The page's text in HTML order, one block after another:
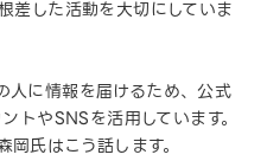
差した活動を大切にしていま
人に情報を届けるため、公式
トやSNSを活用しています。
氏はこう話します。